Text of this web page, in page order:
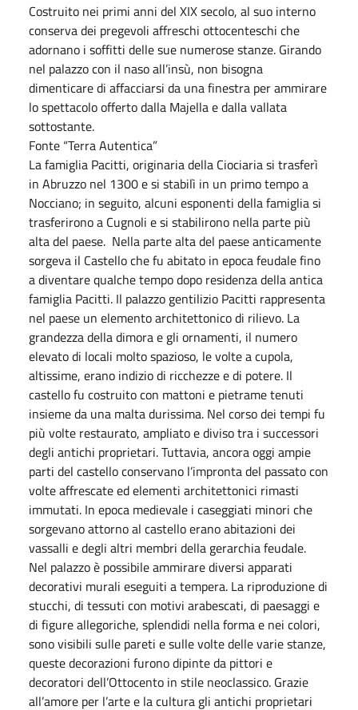
Costruito nei primi anni del XIX secolo, al suo interno
conserva dei pregevoli affreschi ottocenteschi che
adornano i soffitti delle sue numerose stanze. Girando
nel palazzo con il naso all’insù, non bisogna
dimenticare di affacciarsi da una finestra per ammirare
lo spettacolo offerto dalla Majella e dalla vallata
sottostante.
Fonte “Terra Autentica”
La famiglia Pacitti, originaria della Ciociaria si trasferì
in Abruzzo nel 1300 e si stabilì in un primo tempo a
Nocciano; in seguito, alcuni esponenti della famiglia si
trasferirono a Cugnoli e si stabilirono nella parte più
alta del paese. Nella parte alta del paese anticamente
sorgeva il Castello che fu abitato in epoca feudale fino
a diventare qualche tempo dopo residenza della antica
famiglia Pacitti. Il palazzo gentilizio Pacitti rappresenta
nel paese un elemento architettonico di rilievo. La
grandezza della dimora e gli ornamenti, il numero
elevato di locali molto spazioso, le volte a cupola,
altissime, erano indizio di ricchezze e di potere. Il
castello fu costruito con mattoni e pietrame tenuti
insieme da una malta durissima. Nel corso dei tempi fu
più volte restaurato, ampliato e diviso tra i successori
degli antichi proprietari. Tuttavia, ancora oggi ampie
parti del castello conservano l’impronta del passato con
volte affrescate ed elementi architettonici rimasti
immutati. In epoca medievale i caseggiati minori che
sorgevano attorno al castello erano abitazioni dei
vassalli e degli altri membri della gerarchia feudale.
Nel palazzo è possibile ammirare diversi apparati
decorativi murali eseguiti a tempera. La riproduzione di
stucchi, di tessuti con motivi arabescati, di paesaggi e
di figure allegoriche, splendidi nella forma e nei colori,
sono visibili sulle pareti e sulle volte delle varie stanze,
queste decorazioni furono dipinte da pittori e
decoratori dell’Ottocento in stile neoclassico. Grazie
all’amore per l’arte e la cultura gli antichi proprietari